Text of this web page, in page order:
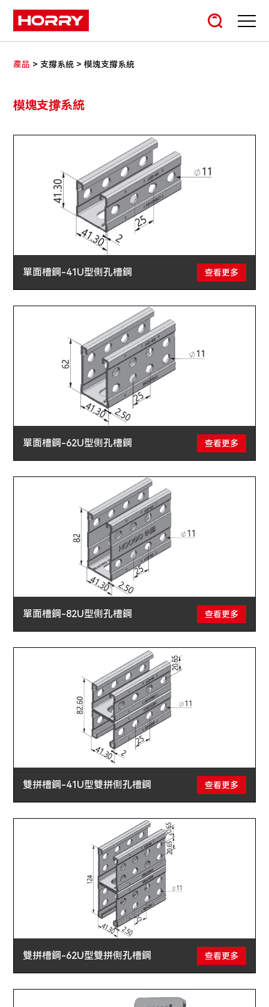
產品 > 支撐系統> 模塊支撐系統
模塊支撐系統
單面槽鋼-41U型側孔槽鋼 查看更多
單面槽鋼-62U型側孔槽鋼 查看更多
單面槽鋼-82U型側孔槽鋼 查看更多
雙拼槽鋼-41U型雙拼側孔槽鋼 查看更多
雙拼槽鋼-62U型雙拼側孔槽鋼 查看更多